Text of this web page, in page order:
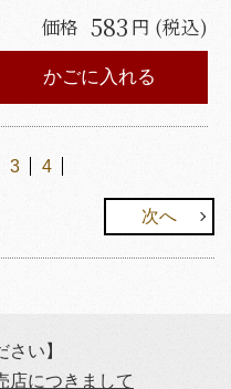
価格 583 円 (税込)
かごに入れる
3 4
次へ
さい】
店につきまして